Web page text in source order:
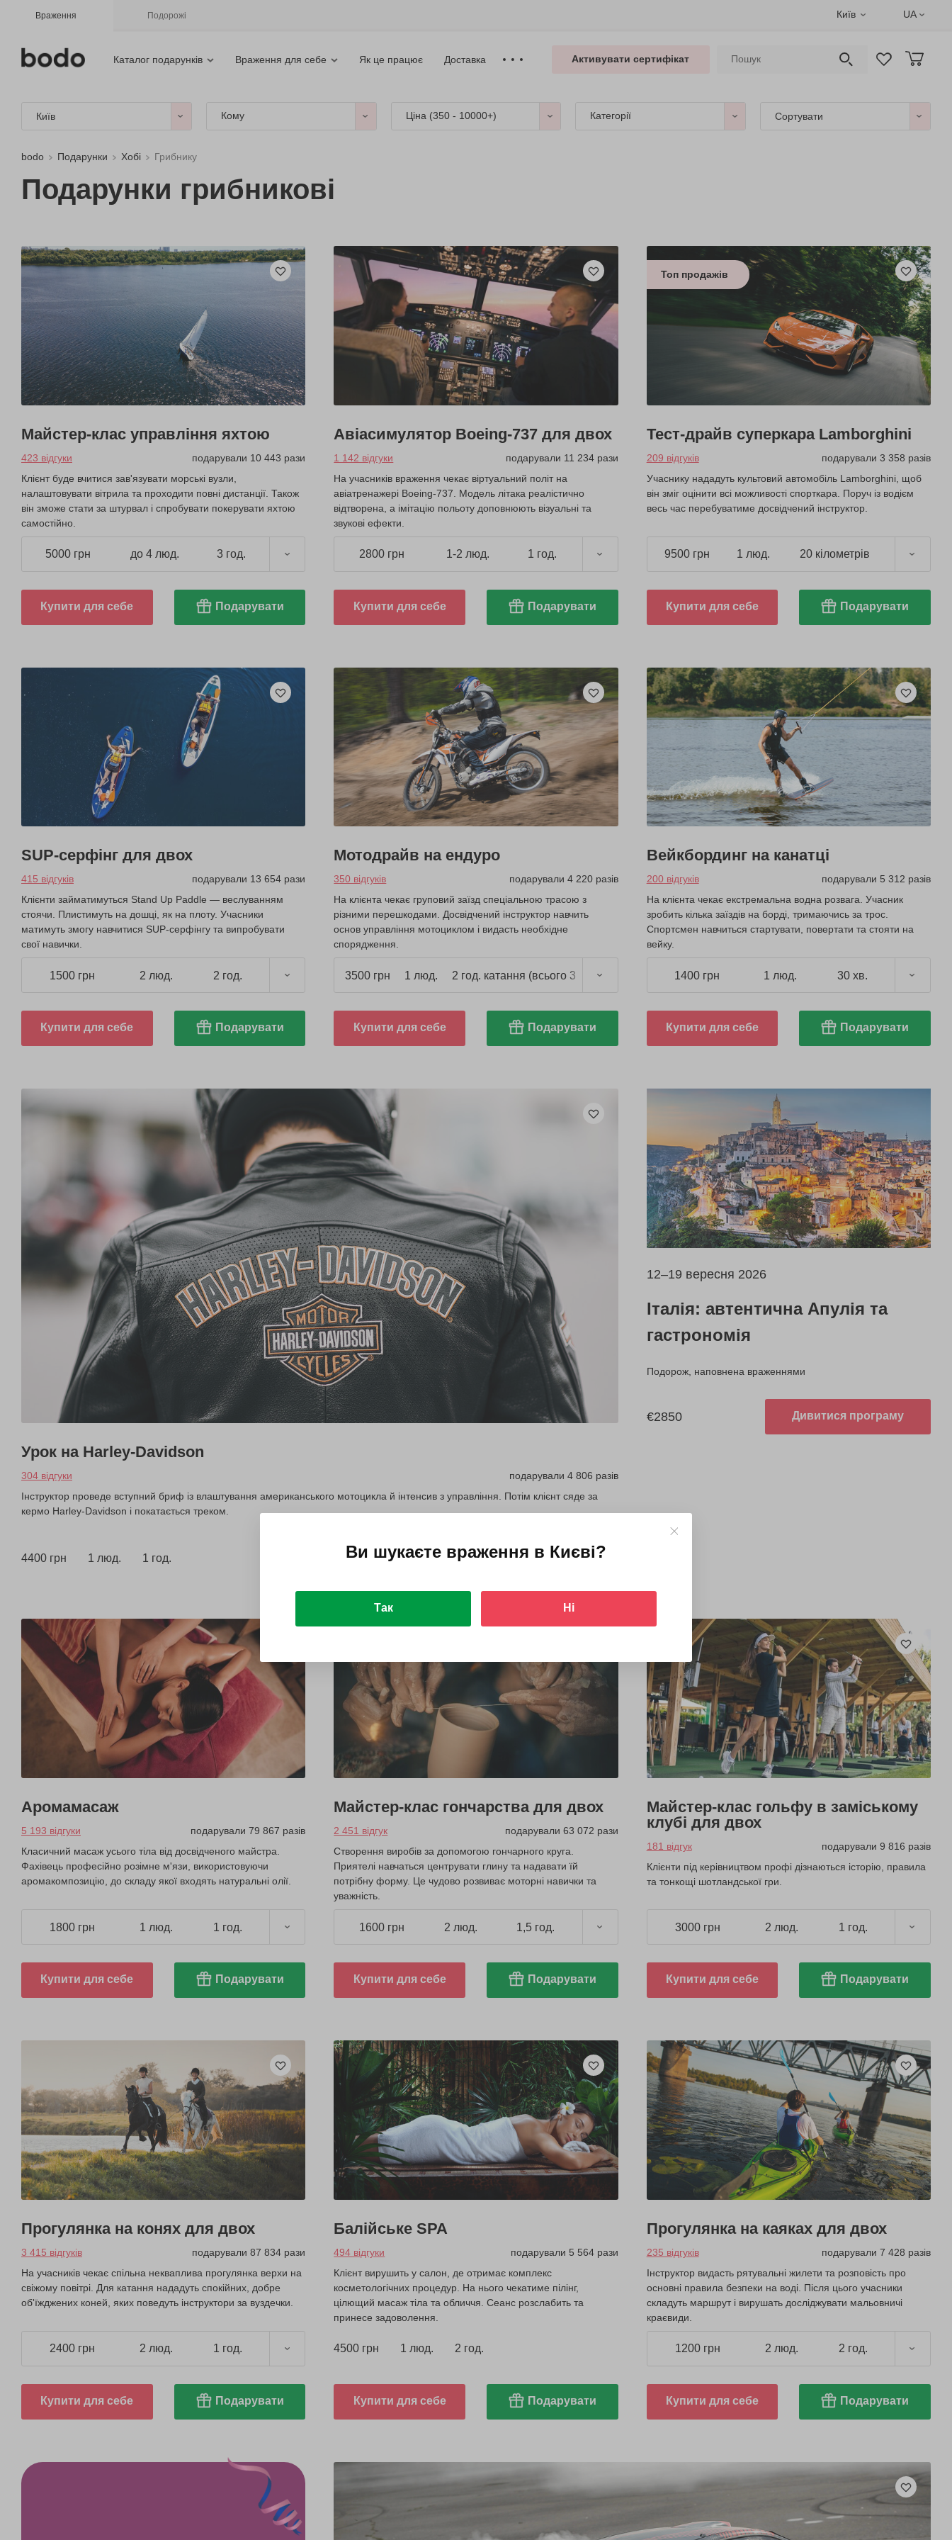
Враження Подорожі Київ UA
Каталог подарунків Враження для себе Як це працює Доставка Активувати сертифікат
Київ Кому Ціна (350 - 10000+) Категорії Сортувати
bodo Подарунки Хобі Грибнику
Подарунки грибникові
Майстер-клас управління яхтою
423 відгуки
подарували 10 443 рази
Клієнт буде вчитися зав'язувати морські вузли,
налаштовувати вітрила та проходити повні дистанції. Також
він зможе стати за штурвал і спробувати покерувати яхтою
самостійно.
5000 грн до 4 люд. 3 год.
Купити для себе Подарувати
Авіасимулятор Boeing-737 для двох
1 142 відгуки
подарували 11 234 рази
На учасників враження чекає віртуальний політ на
авіатренажері Boeing-737. Модель літака реалістично
відтворена, а імітацію польоту доповнюють візуальні та
звукові ефекти.
2800 грн 1-2 люд. 1 год.
Купити для себе Подарувати
Топ продажів
Тест-драйв суперкара Lamborghini
209 відгуків
подарували 3 358 разів
Учаснику нададуть культовий автомобіль Lamborghini, щоб
він зміг оцінити всі можливості спорткара. Поруч із водієм
весь час перебуватиме досвідчений інструктор.
9500 грн 1 люд. 20 кілометрів
Купити для себе Подарувати
SUP-серфінг для двох
415 відгуків
подарували 13 654 рази
Клієнти займатимуться Stand Up Paddle — веслуванням
стоячи. Плистимуть на дошці, як на плоту. Учасники
матимуть змогу навчитися SUP-серфінгу та випробувати
свої навички.
1500 грн 2 люд. 2 год.
Купити для себе Подарувати
Мотодрайв на ендуро
350 відгуків
подарували 4 220 разів
На клієнта чекає груповий заїзд спеціальною трасою з
різними перешкодами. Досвідчений інструктор навчить
основ управління мотоциклом і видасть необхідне
спорядження.
3500 грн 1 люд. 2 год. катання (всього 3 год.)
Купити для себе Подарувати
Вейкбординг на канатці
200 відгуків
подарували 5 312 разів
На клієнта чекає екстремальна водна розвага. Учасник
зробить кілька заїздів на борді, тримаючись за трос.
Спортсмен навчиться стартувати, повертати та стояти на
вейку.
1400 грн 1 люд. 30 хв.
Купити для себе Подарувати
Урок на Harley-Davidson
304 відгуки
подарували 4 806 разів
Інструктор проведе вступний бриф із влаштування американського мотоцикла й інтенсив з управління. Потім клієнт сяде за
кермо Harley-Davidson і покатається треком.
4400 грн 1 люд. 1 год. Купити для себе Подарувати
12–19 вересня 2026
Італія: автентична Апулія та
гастрономія
Подорож, наповнена враженнями
€2850 Дивитися програму
Аромамасаж
5 193 відгуки
подарували 79 867 разів
Класичний масаж усього тіла від досвідченого майстра.
Фахівець професійно розімне м'язи, використовуючи
аромакомпозицію, до складу якої входять натуральні олії.
1800 грн 1 люд. 1 год.
Купити для себе Подарувати
Майстер-клас гончарства для двох
2 451 відгук
подарували 63 072 рази
Створення виробів за допомогою гончарного круга.
Приятелі навчаться центрувати глину та надавати їй
потрібну форму. Це чудово розвиває моторні навички та
уважність.
1600 грн 2 люд. 1,5 год.
Купити для себе Подарувати
Майстер-клас гольфу в заміському
клубі для двох
181 відгук
подарували 9 816 разів
Клієнти під керівництвом профі дізнаються історію, правила
та тонкощі шотландської гри.
3000 грн 2 люд. 1 год.
Купити для себе Подарувати
Прогулянка на конях для двох
3 415 відгуків
подарували 87 834 рази
На учасників чекає спільна некваплива прогулянка верхи на
свіжому повітрі. Для катання нададуть спокійних, добре
об'їжджених коней, яких поведуть інструктори за вуздечки.
2400 грн 2 люд. 1 год.
Купити для себе Подарувати
Балійське SPA
494 відгуки
подарували 5 564 рази
Клієнт вирушить у салон, де отримає комплекс
косметологічних процедур. На нього чекатиме пілінг,
цілющий масаж тіла та обличчя. Сеанс розслабить та
принесе задоволення.
4500 грн 1 люд. 2 год.
Купити для себе Подарувати
Прогулянка на каяках для двох
235 відгуків
подарували 7 428 разів
Інструктор видасть рятувальні жилети та розповість про
основні правила безпеки на воді. Після цього учасники
складуть маршрут і вирушать досліджувати мальовничі
краєвиди.
1200 грн 2 люд. 2 год.
Купити для себе Подарувати
Ви шукаєте враження в Києві?
Так Ні